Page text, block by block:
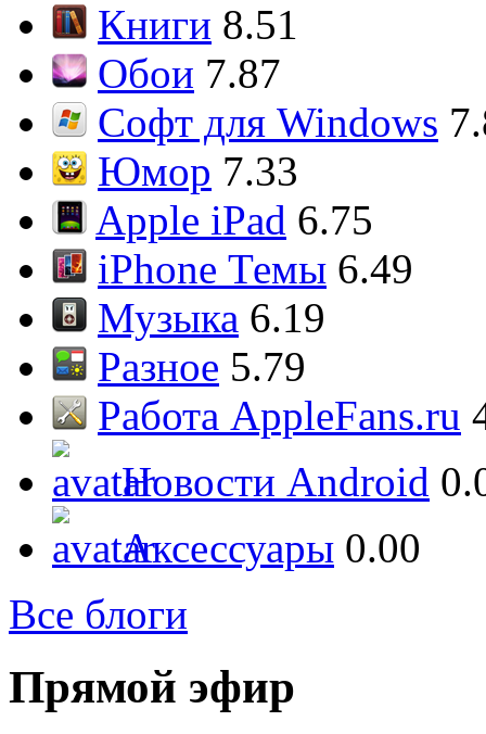
Книги 8.51
Обои 7.87
Софт для Windows
Юмор 7.33
Apple iPad 6.75
iPhone Темы 6.49
Музыка 6.19
Разное 5.79
Работа AppleFans.ru
Новости Android
Аксессуары 0.00
Все блоги
Прямой эфир